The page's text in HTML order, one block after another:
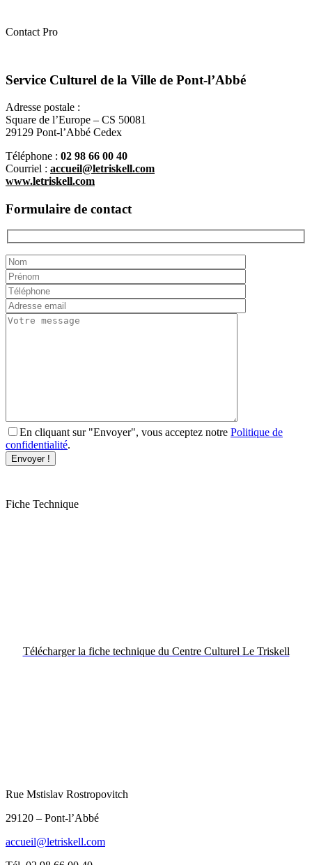
Contact Pro
Service Culturel de la Ville de Pont-l’Abbé
Adresse postale :
Square de l’Europe – CS 50081
29129 Pont-l’Abbé Cedex
Téléphone : 02 98 66 00 40
Courriel : accueil@letriskell.com
www.letriskell.com
Formulaire de contact
En cliquant sur "Envoyer", vous acceptez notre Politique de
confidentialité.
Fiche Technique
Télécharger la fiche technique du Centre Culturel Le Triskell
Rue Mstislav Rostropovitch
29120 – Pont-l’Abbé
accueil@letriskell.com